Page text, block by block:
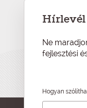
Ne
fejlesztési
Hogyan